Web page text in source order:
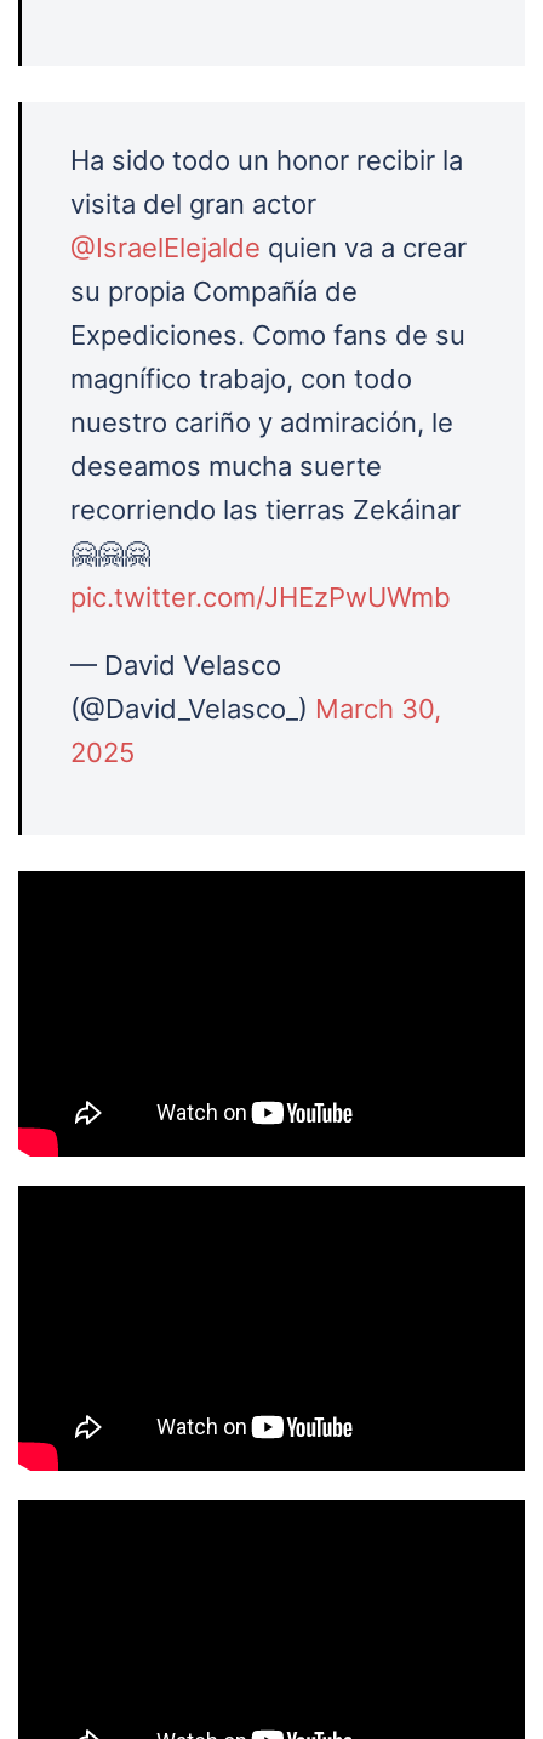
Ha sido todo un honor recibir la
visita del gran actor
@IsraelElejalde quien va a crear
su propia Compañía de
Expediciones. Como fans de su
magnífico trabajo, con todo
nuestro cariño y admiración, le
deseamos mucha suerte
recorriendo las tierras Zekáinar
🤗🤗🤗
pic.twitter.com/JHEzPwUWmb
— David Velasco
(@David_Velasco_) March 30,
2025